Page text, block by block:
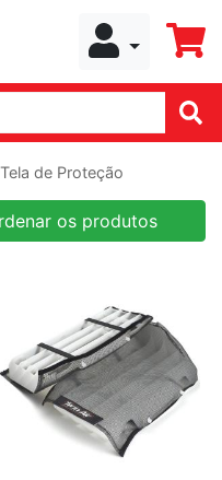
de Proteção
os produtos